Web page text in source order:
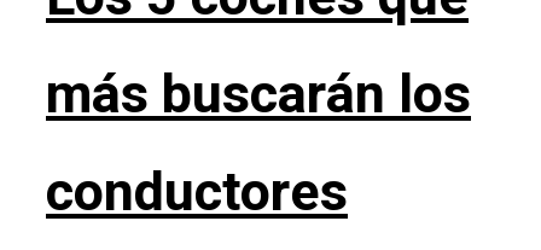
más buscarán los
conductores